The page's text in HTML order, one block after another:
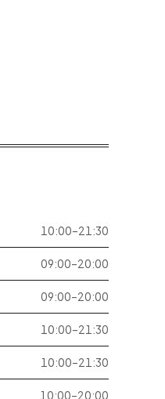
10:00–21:30
09:00–20:00
09:00–20:00
10:00–21:30
10:00–21:30
10:00–20:00